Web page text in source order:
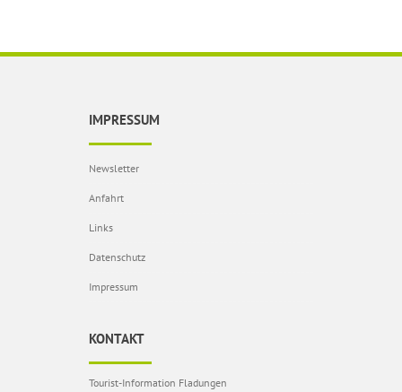
IMPRESSUM
Newsletter
Anfahrt
Links
Datenschutz
Impressum
KONTAKT
Tourist-Information Fladungen